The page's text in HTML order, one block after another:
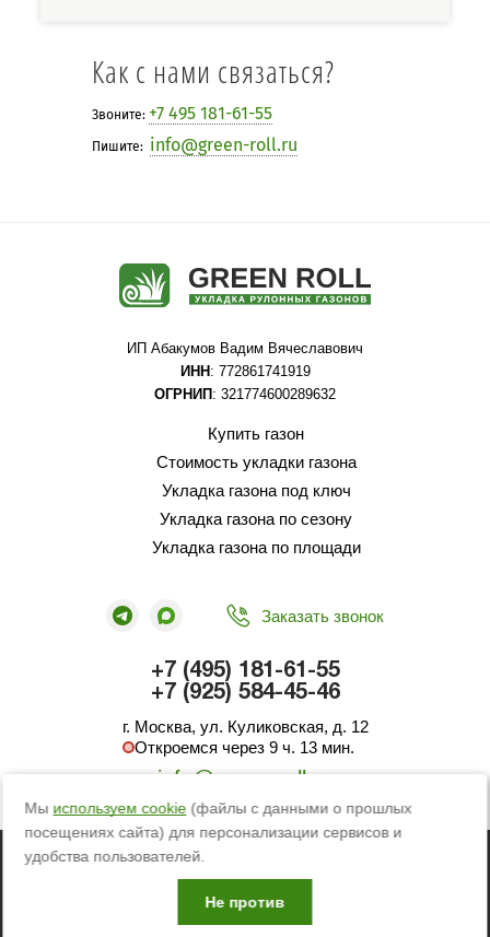
Как с нами связаться?
Звоните: +7 495 181-61-55
Пишите: info@green-roll.ru
ИП Абакумов Вадим Вячеславович
ИНН : 772861741919
ОГРНИП : 321774600289632
Купить газон
Стоимость укладки газона
Укладка газона под ключ
Укладка газона по сезону
Укладка газона по площади
Заказать звонок
+7 (495) 181-61-55
+7 (925) 584-45-46
г. Москва, ул. Куликовская, д. 12
Откроемся через 9 ч. 13 мин.
info@green-roll.ru
© 2012-2026 ИП Абакумов Вадим Вячеславович
Пользовательское соглашение
Политика обработки персональных данных
Мы используем cookie (файлы с данными о прошлых
посещениях сайта) для персонализации сервисов и
удобства пользователей.
Не против